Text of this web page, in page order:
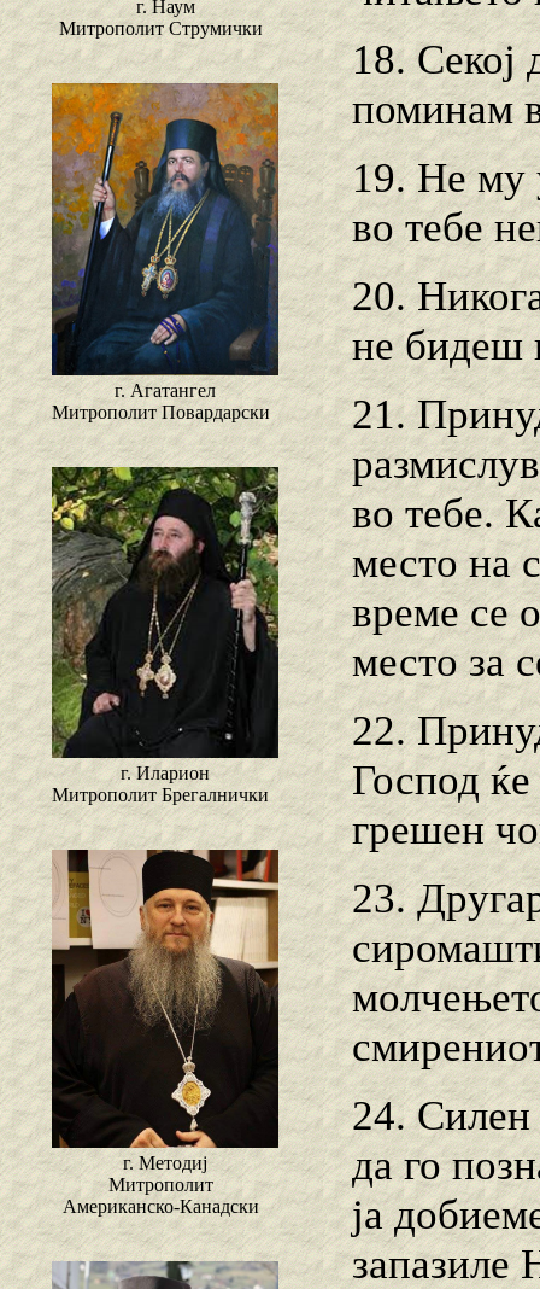
г. Наум
Митрополит Струмички
г. Агатангел
Митрополит Повардарски
г. Иларион
Митрополит Брегалнички
г. Методиј
Митрополит
Американско-Канадски
18. Секој
поминам
19. Не му
во тебе
20.
не бидеш
21.
во тебе.
место на
време се
место за
22.
Господ ќе
грешен
23.
24. Силен
да го
ја
запазиле